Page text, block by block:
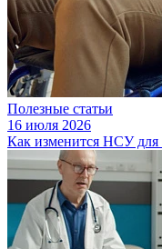
Полезные статьи
16 июля 2026
Как изменится НСУ для